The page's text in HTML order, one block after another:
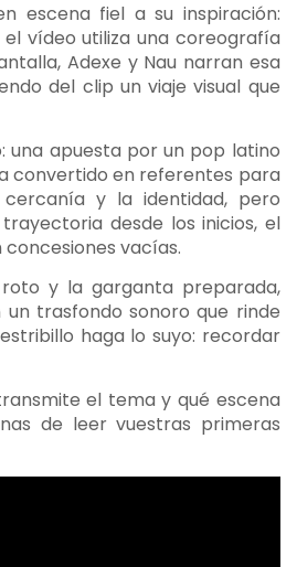
escena fiel a su inspiración:
vídeo utiliza una coreografía
Adexe y Nau narran esa
del clip un viaje visual que
una apuesta por un pop latino
convertido en referentes para
y la identidad, pero
desde los inicios, el
vacías.
y la garganta preparada,
trasfondo sonoro que rinde
haga lo suyo: recordar
el tema y qué escena
de leer vuestras primeras